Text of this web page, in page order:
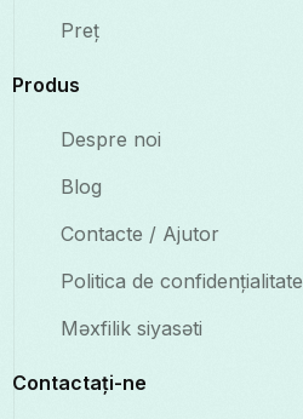
Preț
Produs
Despre noi
Blog
Contacte / Ajutor
Politica de confidențialitate
Məxfilik siyasəti
Contactați-ne